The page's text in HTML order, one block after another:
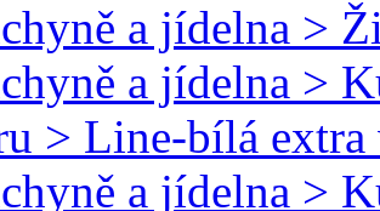
a jídelna >
a jídelna >
> Line-bílá extra
a jídelna >